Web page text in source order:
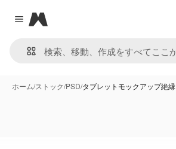
Close menu
Magnific
ホーム/ストック/PSD/タブレットモックアップ絶縁